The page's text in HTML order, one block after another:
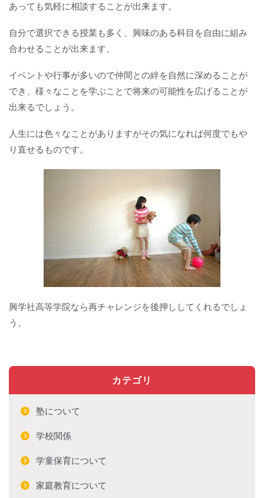
あっても気軽に相談することが出来ます。
自分で選択できる授業も多く、興味のある科目を自由に組み
合わせることが出来ます。
イベントや行事が多いので仲間との絆を自然に深めることが
でき、様々なことを学ぶことで将来の可能性を広げることが
出来るでしょう。
人生には色々なことがありますがその気になれば何度でもや
り直せるものです。
興学社高等学院なら再チャレンジを後押ししてくれるでしょ
う。
カテゴリ
塾について
学校関係
学童保育について
家庭教育について